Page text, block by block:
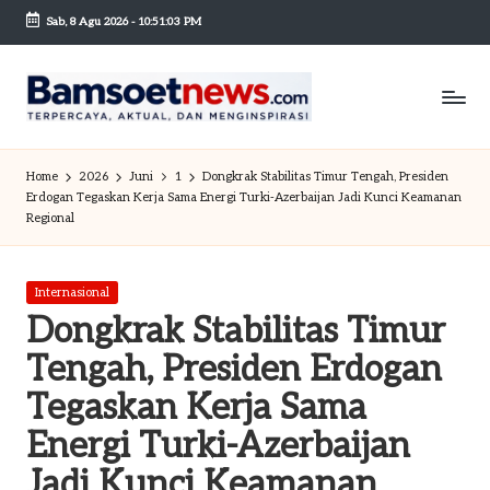
Skip
content
Sab, 8 Agu 2026- 10:51:04 PM
B
a
m
s
o
et
n
e
w
Mobilitas
Home 2026 Juni 1
Dongkrak Stabilitas Timur Tengah, Presiden
Erdogan Tegaskan Kerja Sama Energi Turki-Azerbaijan Jadi Kunci Keamanan
Regional
Posted
in
Internasional
Dongkrak Stabilitas Timur
Tengah, Presiden Erdogan
Tegaskan Kerja Sama
Energi Turki-Azerbaijan